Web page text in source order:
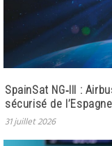
SpainSat NG‑III :
sécurisé de l’Espagne
31 juillet 2026